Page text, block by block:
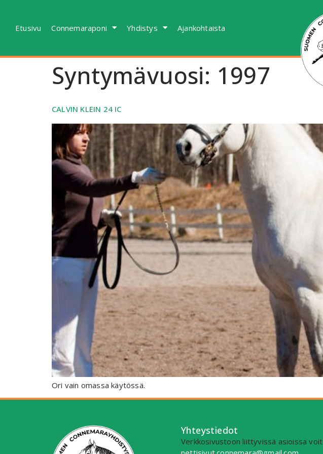
Etusivu Connemaraponi Yhdistys Ajankohtaista
Syntymävuosi: 1997
CALVIN KLEIN 24 IC
Ori vain omassa käytössä.
Yhteystiedot
Verkkosivustoon liittyvissä asioissa